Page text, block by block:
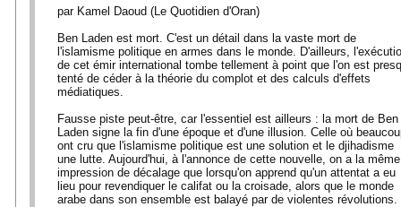
par Kamel Daoud (Le Quotidien d'Oran)
Ben Laden est mort. C'est un détail dans la vaste mort de
l'islamisme politique en armes dans le monde. D'ailleurs,
de cet émir international tombe tellement à point que l'on est
tenté de céder à la théorie du complot et des calculs d'effets
médiatiques.
Fausse piste peut-être, car l'essentiel est ailleurs : la mort de Ben
Laden signe la fin d'une époque et d'une illusion. Celle où
ont cru que l'islamisme politique est une solution et le djihadisme
une lutte. Aujourd'hui, à l'annonce de cette nouvelle, on a la même
impression de décalage que lorsqu'on apprend qu'un attentat a eu
lieu pour revendiquer le califat ou la croisade, alors que le monde
arabe dans son ensemble est balayé par de violentes révolutions.